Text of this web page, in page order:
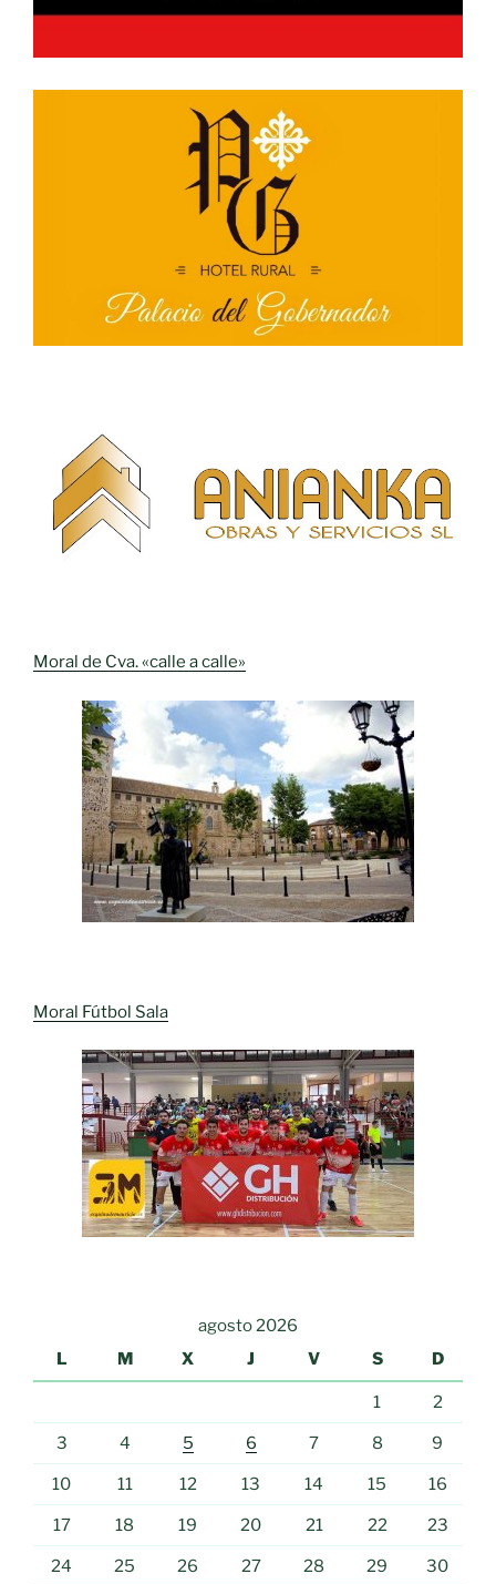
Moral de Cva. «calle a calle»
Moral Fútbol Sala
agosto 2026
L
M X J V S D
1 2
3 4 5 6 7 8 9
10 11 12 13 14 15 16
17 18 19 20 21 22 23
24 25 26 27 28 29 30